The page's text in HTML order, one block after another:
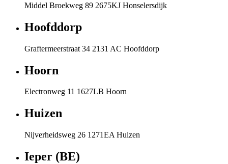
Middel Broekweg 89 2675KJ Honselersdijk
Hoofddorp
Graftermeerstraat 34 2131 AC Hoofddorp
Hoorn
Electronweg 11 1627LB Hoorn
Huizen
Nijverheidsweg 26 1271EA Huizen
Ieper (BE)